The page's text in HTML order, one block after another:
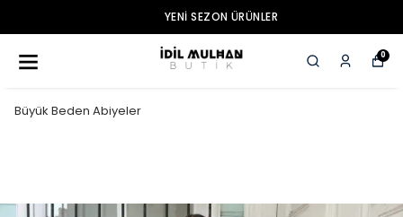
YENI SEZON ÜRÜNLER
0
Büyük Beden Abiyeler